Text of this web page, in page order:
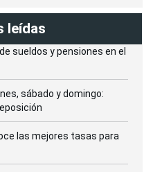
leídas
sueldos y pensiones en el
sábado y domingo:
las mejores tasas para